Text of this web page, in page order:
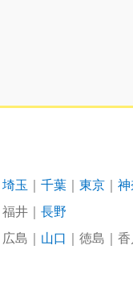
埼玉 千葉 東京 神
福井
長野
広島 山口 徳島 香